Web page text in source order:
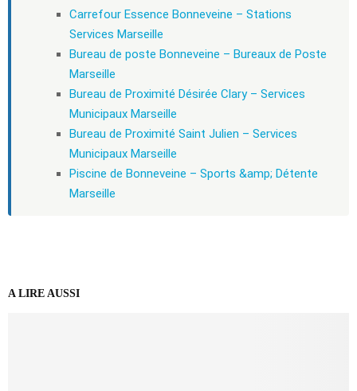
Carrefour Essence Bonneveine – Stations
Services Marseille
Bureau de poste Bonneveine – Bureaux de Poste
Marseille
Bureau de Proximité Désirée Clary – Services
Municipaux Marseille
Bureau de Proximité Saint Julien – Services
Municipaux Marseille
Piscine de Bonneveine – Sports &amp; Détente
Marseille
A LIRE AUSSI